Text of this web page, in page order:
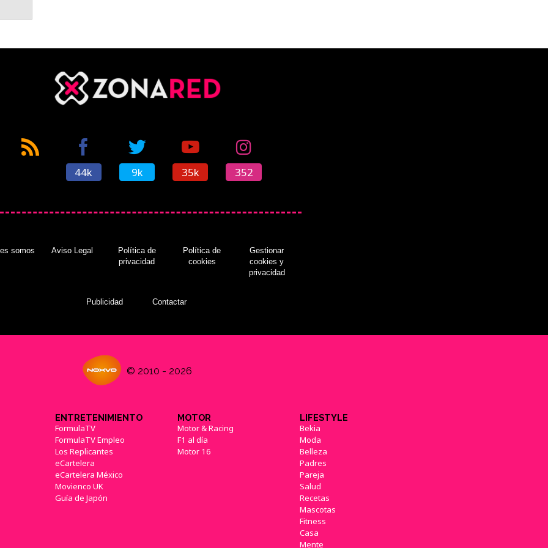
44k 9k 35k 352
somos Aviso Legal
Política de
privacidad
Política de
cookies
Gestionar
cookies y
privacidad
Publicidad Contactar
© 2010 - 2026
ENTRETENIMIENTO
FormulaTV
FormulaTV Empleo
Los Replicantes
eCartelera
eCartelera México
Movienco UK
Guía de Japón
MOTOR
Motor & Racing
F1 al día
Motor 16
LIFESTYLE
Bekia
Moda
Belleza
Padres
Pareja
Salud
Recetas
Mascotas
Fitness
Casa
Mente